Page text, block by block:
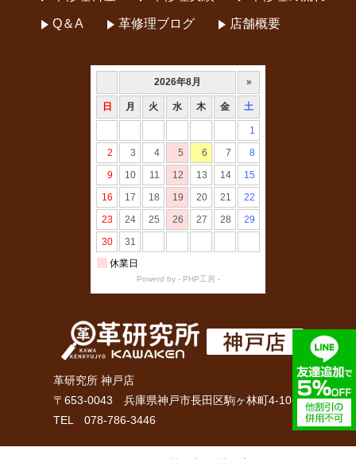
Q＆A 革修理ブログ 店舗概要
革研究所 神戸店
〒653-0043 兵庫県神戸市長田区駒ヶ林町4‐10‐1
TEL 078-786-3446